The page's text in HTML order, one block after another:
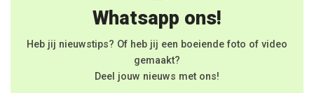
Whatsapp ons!
Heb jij nieuwstips? Of heb jij een boeiende foto of video
gemaakt?
Deel jouw nieuws met ons!